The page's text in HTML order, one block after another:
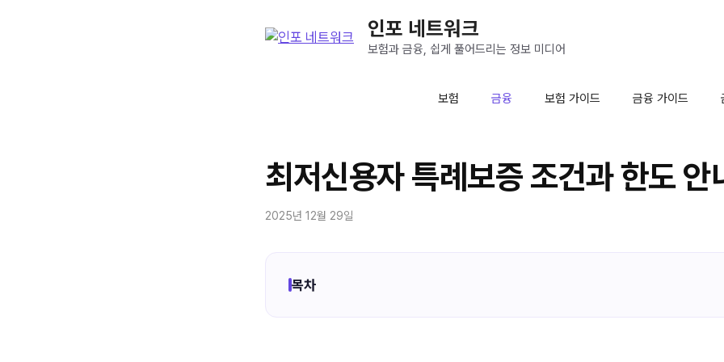
인포 네트워크
보험과 금융, 쉽게 풀어드리는 정보 미디어
보험 금융 보험 가이드 금융 가이드
최저신용자 특례보증 조건과 한도 안
2025년 12월 29일
목차